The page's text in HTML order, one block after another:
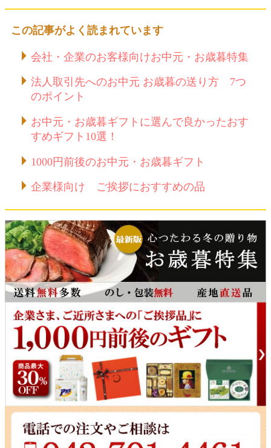
この記事がよく読まれています
会社・企業のお客様向けお中元・お歳暮特集
法人取引先へのお中元 お歳暮の送り方 7つ
のポイント
お中元・お歳暮ギフトに選んで良かったおす
すめギフト10選！
1000円前後のお中元・お歳暮ギフト
企業様向け ご挨拶におすすめの品